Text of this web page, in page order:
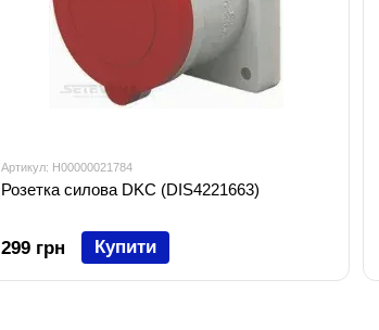
Артикул: H00000021784
Розетка силова DKC (DIS4221663)
299 грн Купити